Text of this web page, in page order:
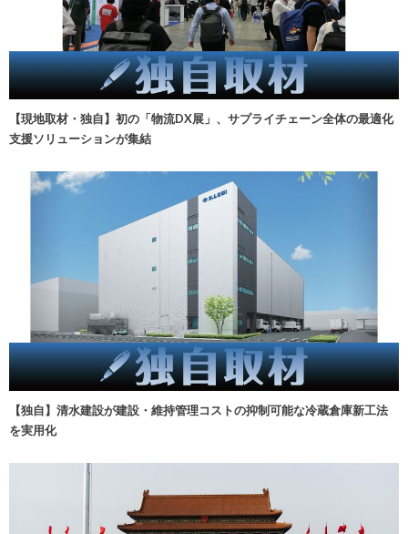
【現地取材・独自】初の「物流DX展」、サプライチェーン全体の最適化
支援ソリューションが集結
【独自】清水建設が建設・維持管理コストの抑制可能な冷蔵倉庫新工法
を実用化